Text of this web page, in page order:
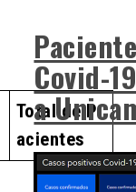
Total de P
acientes
Covid-
a